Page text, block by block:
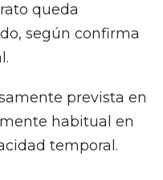
queda
según confirma
prevista en
habitual en
temporal.